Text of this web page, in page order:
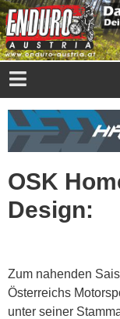
OSK
Design:
Zum nahenden
Österreichs
unter seiner